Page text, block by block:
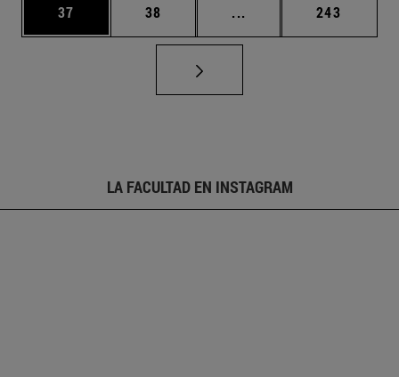
Página
37 Página
38 ... Páginas intermedias
Página
243
LA FACULTAD EN INSTAGRAM